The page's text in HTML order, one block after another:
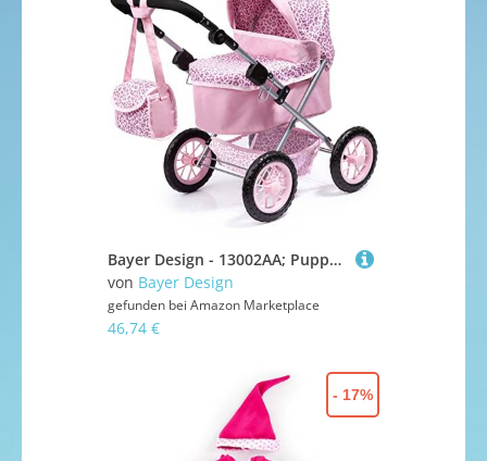
Bayer Design - 13002AA; Puppenwagen Trendy, höhenverstellbar, zusammenklappbar, mit Umhängetasche und Einkaufskorb, ‎68 x 40 x 64 cm, Pink, Leopard
von Bayer Design
gefunden bei Amazon Marketplace
46,74 €
- 17%